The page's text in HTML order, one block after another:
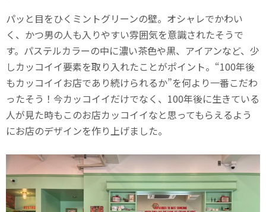
パッと目をひくミントグリーンの壁。オシャレでかわい
く、かつ男の人も入りやすい雰囲気を意識されたそうで
す。パステルカラーの中に濃い茶色や黒、アイアンなど、少
しカッコイイ要素を取り入れたことがポイント。“100年後
もカッコイイお店であり続けられるか”を何より一番こだわ
ったそう！今カッコイイだけでなく、100年後に生きている
人が見た時もこのお店カッコイイなと思ってもらえるよう
にお店のデザインを作り上げました。